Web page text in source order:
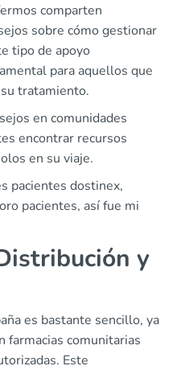
comparten
sobre cómo gestionar
tipo de apoyo
para aquellos que
tratamiento.
en comunidades
encontrar recursos
en su viaje.
pacientes dostinex,
pacientes, así fue mi
y
es bastante sencillo, ya
farmacias comunitarias
Este